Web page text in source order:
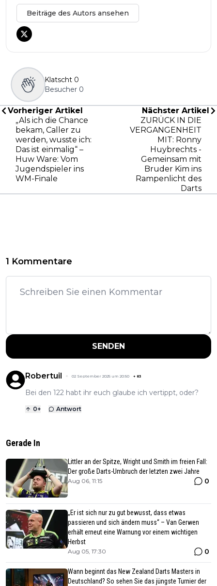
Beiträge des Autors ansehen
Klatscht 0
Besucher 0
Vorheriger Artikel
„Als ich die Chance
bekam, Caller zu
werden, wusste ich:
Das ist einmalig“ –
Huw Ware: Vom
Jugendspieler ins
WM-Finale
Nächster Artikel
ZURÜCK IN DIE
VERGANGENHEIT
MIT: Ronny
Huybrechts -
Gemeinsam mit
Bruder Kim ins
Rampenlicht des
Darts
1 Kommentare
SENDEN
Robertuil 02 September 2025 um 20:50 + 83
Bei den 122 habt ihr euch glaube ich vertippt, oder?
0+ Antwort
Gerade In
Littler an der Spitze, Wright und Smith im freien Fall:
Der große Darts-Umbruch der letzten zwei Jahre
Aug 06, 11:15 0
„Er ist sich nur zu gut bewusst, dass etwas
passieren und sich ändern muss“ – Van Gerwen
erhält erneut eine Warnung vor einem wichtigen
Herbst
Aug 05, 17:30 0
Wann beginnt das New Zealand Darts Masters in
Deutschland? So sehen Sie das jüngste Turnier der